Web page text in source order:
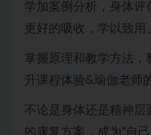
学加案例分析，身体评
更好的吸收，学以致用
掌握原理和教学方法，
升课程体验&瑜伽老师
不论是身体还是精神层
的康复方案，成为“自